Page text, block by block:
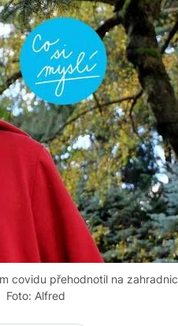
covidu přehodnotil na
Foto: Alfred